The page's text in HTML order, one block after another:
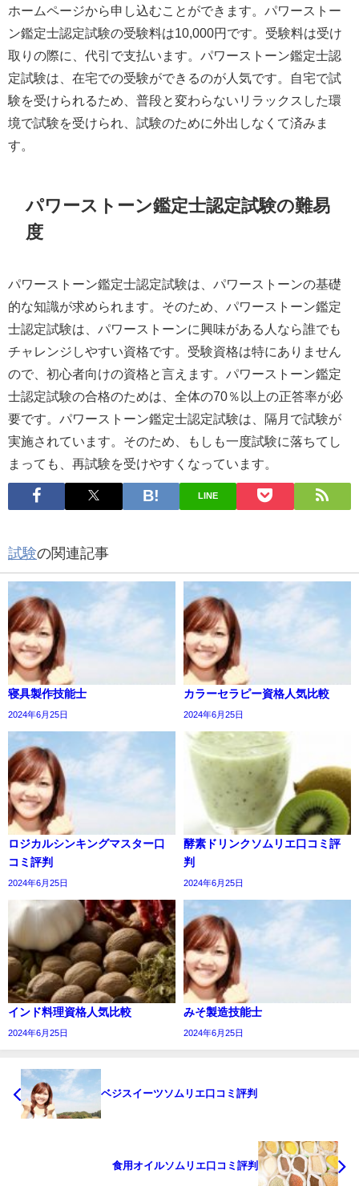
ホームページから申し込むことができます。パワーストー
ン鑑定士認定試験の受験料は10,000円です。受験料は受け
取りの際に、代引で支払います。パワーストーン鑑定士認
定試験は、在宅での受験ができるのが人気です。自宅で試
験を受けられるため、普段と変わらないリラックスした環
境で試験を受けられ、試験のために外出しなくて済みま
す。
パワーストーン鑑定士認定試験の難易
度
パワーストーン鑑定士認定試験は、パワーストーンの基礎
的な知識が求められます。そのため、パワーストーン鑑定
士認定試験は、パワーストーンに興味がある人なら誰でも
チャレンジしやすい資格です。受験資格は特にありません
ので、初心者向けの資格と言えます。パワーストーン鑑定
士認定試験の合格のためは、全体の70％以上の正答率が必
要です。パワーストーン鑑定士認定試験は、隔月で試験が
実施されています。そのため、もしも一度試験に落ちてし
まっても、再試験を受けやすくなっています。
LINE
試験の関連記事
寝具製作技能士
2024年6月25日
カラーセラピー資格人気比較
2024年6月25日
ロジカルシンキングマスター口
コミ評判
2024年6月25日
酵素ドリンクソムリエ口コミ評
判
2024年6月25日
インド料理資格人気比較
2024年6月25日
みそ製造技能士
2024年6月25日
ベジスイーツソムリエ口コミ評判
食用オイルソムリエ口コミ評判